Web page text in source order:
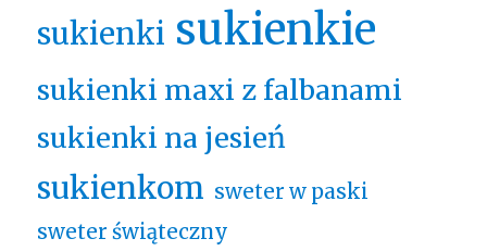
sukienki sukienkie
sukienki maxi z falbanami
sukienki na jesień
sukienkom sweter w paski
sweter świąteczny